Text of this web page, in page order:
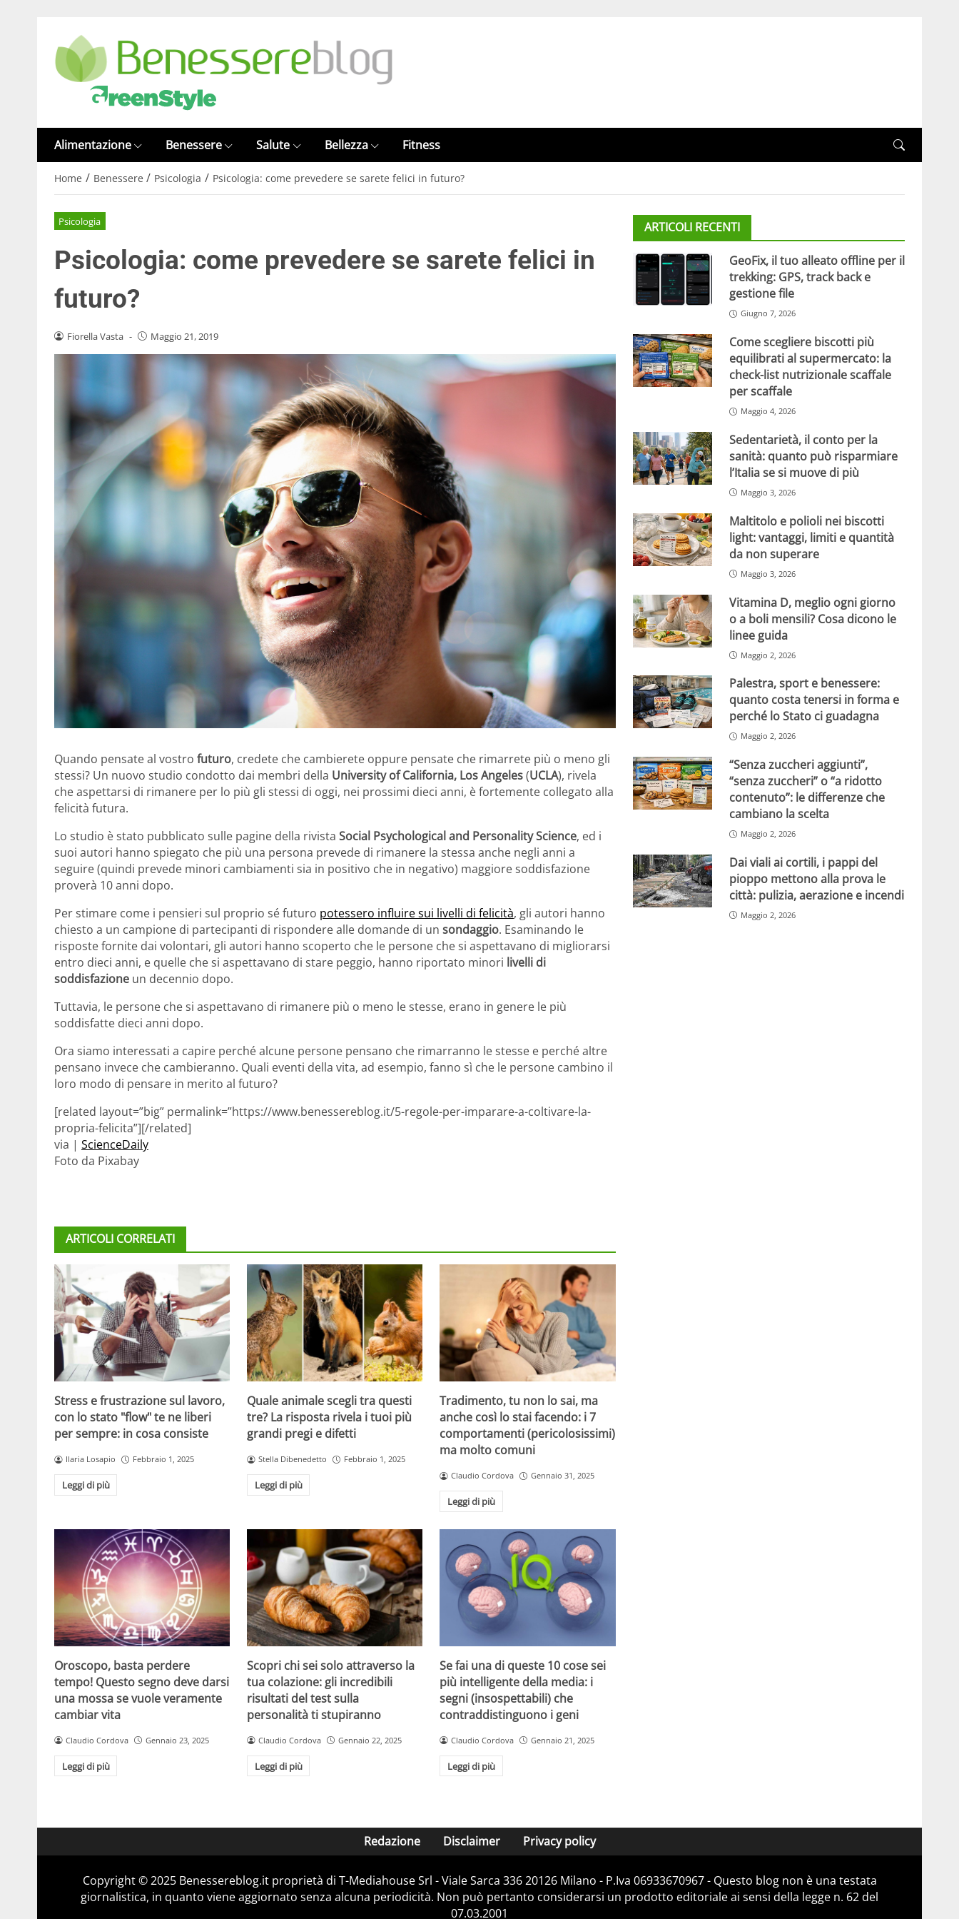
Alimentazione Benessere Salute Bellezza Fitness
Home / Benessere / Psicologia / Psicologia: come prevedere se sarete felici in futuro?
Psicologia
Psicologia: come prevedere se sarete felici in
futuro?
Fiorella Vasta - Maggio 21, 2019
Quando pensate al vostro futuro, credete che cambierete oppure pensate che rimarrete più o meno gli
stessi? Un nuovo studio condotto dai membri della University of California, Los Angeles(UCLA), rivela
che aspettarsi di rimanere per lo più gli stessi di oggi, nei prossimi dieci anni, è fortemente collegato alla
felicità futura.
Lo studio è stato pubblicato sulle pagine della rivista Social Psychological and Personality Science, ed i
suoi autori hanno spiegato che più una persona prevede di rimanere la stessa anche negli anni a
seguire (quindi prevede minori cambiamenti sia in positivo che in negativo) maggiore soddisfazione
proverà 10 anni dopo.
Per stimare come i pensieri sul proprio sé futuro potessero influire sui livelli di felicità, gli autori hanno
chiesto a un campione di partecipanti di rispondere alle domande di un sondaggio. Esaminando le
risposte fornite dai volontari, gli autori hanno scoperto che le persone che si aspettavano di migliorarsi
entro dieci anni, e quelle che si aspettavano di stare peggio, hanno riportato minori livelli di
soddisfazione un decennio dopo.
Tuttavia, le persone che si aspettavano di rimanere più o meno le stesse, erano in genere le più
soddisfatte dieci anni dopo.
Ora siamo interessati a capire perché alcune persone pensano che rimarranno le stesse e perché altre
pensano invece che cambieranno. Quali eventi della vita, ad esempio, fanno sì che le persone cambino il
loro modo di pensare in merito al futuro?
[related layout=”big” permalink=”https://www.benessereblog.it/5-regole-per-imparare-a-coltivare-la-
propria-felicita”][/related]
via | ScienceDaily
Foto da Pixabay
ARTICOLI CORRELATI
Stress e frustrazione sul lavoro,
con lo stato "flow" te ne liberi
per sempre: in cosa consiste
Ilaria Losapio Febbraio 1, 2025
Leggi di più
Quale animale scegli tra questi
tre? La risposta rivela i tuoi più
grandi pregi e difetti
Stella Dibenedetto Febbraio 1, 2025
Leggi di più
Tradimento, tu non lo sai, ma
anche così lo stai facendo: i 7
comportamenti (pericolosissimi)
ma molto comuni
Claudio Cordova Gennaio 31, 2025
Leggi di più
Oroscopo, basta perdere
tempo! Questo segno deve darsi
una mossa se vuole veramente
cambiar vita
Claudio Cordova Gennaio 23, 2025
Leggi di più
Scopri chi sei solo attraverso la
tua colazione: gli incredibili
risultati del test sulla
personalità ti stupiranno
Claudio Cordova Gennaio 22, 2025
Leggi di più
Se fai una di queste 10 cose sei
più intelligente della media: i
segni (insospettabili) che
contraddistinguono i geni
Claudio Cordova Gennaio 21, 2025
Leggi di più
ARTICOLI RECENTI
GeoFix, il tuo alleato offline per il
trekking: GPS, track back e
gestione file
Giugno 7, 2026
Come scegliere biscotti più
equilibrati al supermercato: la
check-list nutrizionale scaffale
per scaffale
Maggio 4, 2026
Sedentarietà, il conto per la
sanità: quanto può risparmiare
l’Italia se si muove di più
Maggio 3, 2026
Maltitolo e polioli nei biscotti
light: vantaggi, limiti e quantità
da non superare
Maggio 3, 2026
Vitamina D, meglio ogni giorno
o a boli mensili? Cosa dicono le
linee guida
Maggio 2, 2026
Palestra, sport e benessere:
quanto costa tenersi in forma e
perché lo Stato ci guadagna
Maggio 2, 2026
“Senza zuccheri aggiunti”,
“senza zuccheri” o “a ridotto
contenuto”: le differenze che
cambiano la scelta
Maggio 2, 2026
Dai viali ai cortili, i pappi del
pioppo mettono alla prova le
città: pulizia, aerazione e incendi
Maggio 2, 2026
Redazione Disclaimer Privacy policy
Copyright © 2025 Benessereblog.it proprietà di T-Mediahouse Srl - Viale Sarca 336 20126 Milano - P.Iva 06933670967 - Questo blog non è una testata
giornalistica, in quanto viene aggiornato senza alcuna periodicità. Non può pertanto considerarsi un prodotto editoriale ai sensi della legge n. 62 del
07.03.2001